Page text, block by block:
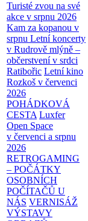
Turisté zvou na své
akce v srpnu 2026
Kam za kopanou v
srpnu Letní koncerty
v Rudrově mlýně –
občerstvení v srdci
Ratibořic Letní kino
Rozkoš v červenci
2026
POHÁDKOVÁ
CESTA Luxfer
Open Space
v červenci a srpnu
2026
RETROGAMING
– POČÁTKY
OSOBNÍCH
POČÍTAČŮ U
NÁS VERNISÁŽ
VÝSTAVY